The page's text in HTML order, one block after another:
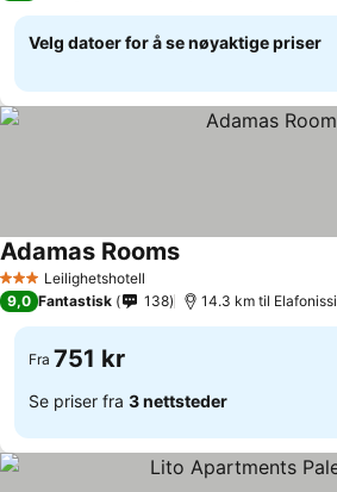
Velg datoer for å se nøyaktige priser
3 StjernerLeilighetshotell
Adamas Rooms
9,0 Fantastisk 138 14.3 km til Elafonissi
Fra 751 kr
Se priser fra 3 nettsteder